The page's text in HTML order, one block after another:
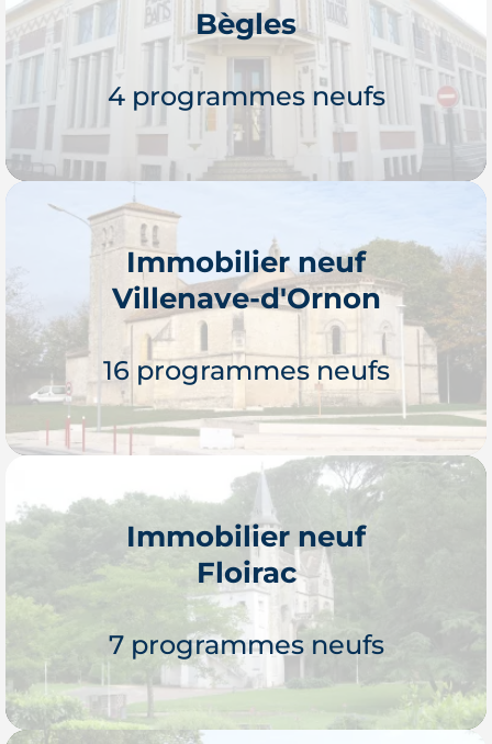
modernes.
Je découvre
Bègles
4 programmes neufs
Je découvre
Immobilier neuf
Villenave-d'Ornon
16 programmes neufs
Je découvre
Immobilier neuf
Floirac
7 programmes neufs